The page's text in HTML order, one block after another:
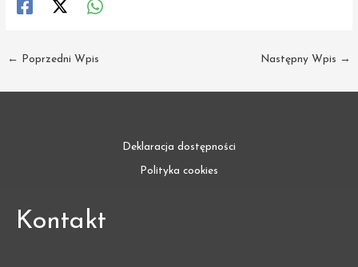
← Poprzedni Wpis Następny Wpis →
Deklaracja dostępności
Polityka cookies
Kontakt